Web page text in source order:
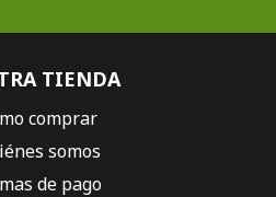
TIENDA
comprar
somos
de pago